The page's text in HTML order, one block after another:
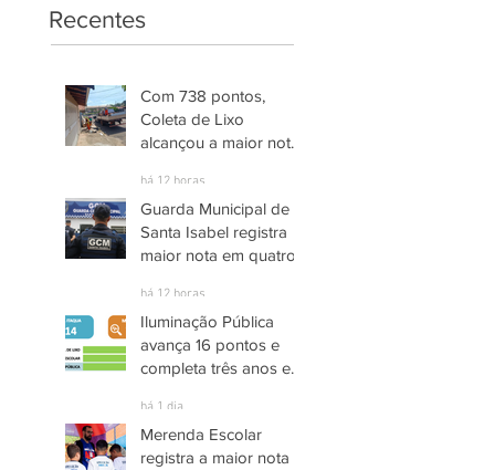
Recentes
Com 738 pontos,
Coleta de Lixo
alcançou a maior nota
avaliados em
Piracicaba
há 12 horas
Guarda Municipal de
Santa Isabel registra
maior nota em quatro
INDSAT
há 12 horas
Iluminação Pública
avança 16 pontos e
completa três anos em
Satisfação em
Itaquaquecetuba
há 1 dia
Merenda Escolar
registra a maior nota